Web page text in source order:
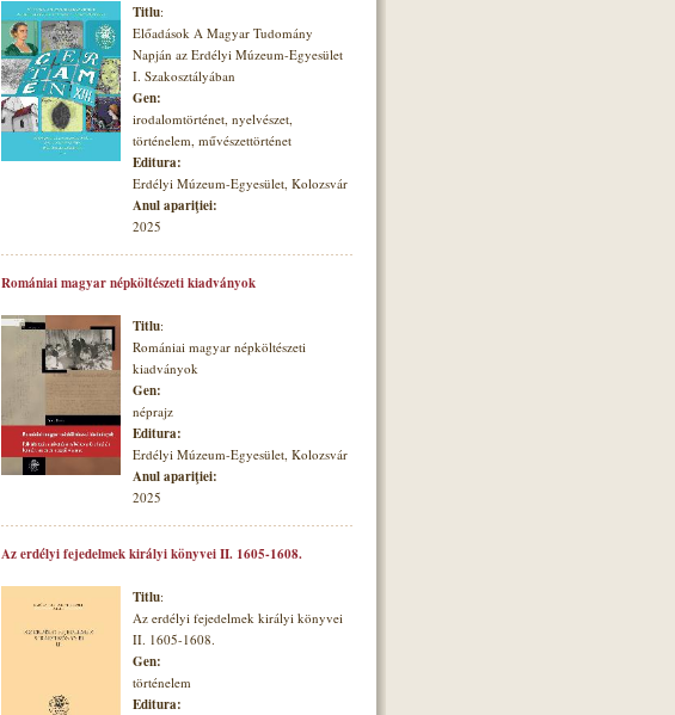
Titlu:
Előadások A Magyar Tudomány
Napján az Erdélyi Múzeum-Egyesület
I. Szakosztályában
Gen:
irodalomtörténet, nyelvészet,
történelem, művészettörténet
Editura:
Erdélyi Múzeum-Egyesület, Kolozsvár
Anul apariţiei:
2025
Romániai magyar népköltészeti kiadványok
Titlu:
Romániai magyar népköltészeti
kiadványok
Gen:
néprajz
Editura:
Erdélyi Múzeum-Egyesület, Kolozsvár
Anul apariţiei:
2025
Az erdélyi fejedelmek királyi könyvei II. 1605-1608.
Titlu:
Az erdélyi fejedelmek királyi könyvei
II. 1605-1608.
Gen:
történelem
Editura: